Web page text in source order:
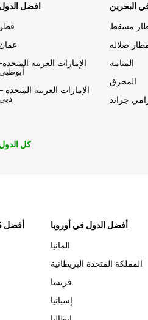
افضل الدول
قطر
عمان
الإمارات العربية المتحدة-
أبوظبي
الإمارات العربية المتحدة
دبي
البحرين
مسقط
صلاله
المنامة
المحرق
جراند
كل الدول
أفضل 5 مواقع في المنامة
أفضل الدول في أوروبا
المانيا
المملكة المتحدة البريطانية
فرنسا
إسبانيا